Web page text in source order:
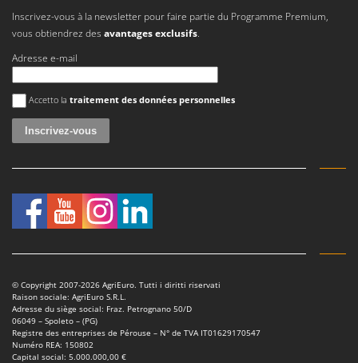
McCulloch
Michelin
Mille
Minox
Mockmill
More than chef
MOVA
N
New O.M.R.A.
Nilfisk
Ninja
Inscrivez-vous à la newsletter pour faire partie du Programme Premium,
vous obtiendrez des avantages exclusifs.
Adresse e-mail
Une erreur est survenue
Accetto la traitement des données personnelles
© Copyright 2007-2026 AgriEuro. Tutti i diritti riservati
Raison sociale: AgriEuro S.R.L.
Adresse du siège social: Fraz. Petrognano 50/D
06049 – Spoleto – (PG)
Registre des entreprises de Pérouse – N° de TVA IT01629170547
Numéro REA: 150802
Capital social: 5.000.000,00 €